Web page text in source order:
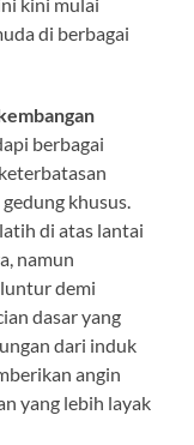
kini mulai
di berbagai
berbagai
khusus.
di atas lantai
namun
demi
dasar yang
dari induk
angin
yang lebih layak